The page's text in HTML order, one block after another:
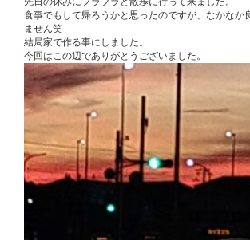
食事でもして帰ろうかと思ったのですが、なかなか
ません笑
結局家で作る事にしました。
今回はこの辺でありがとうございました。